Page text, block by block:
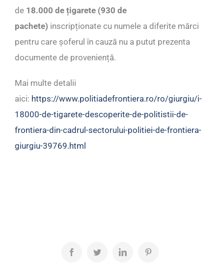
de 18.000 de țigarete (930 de
pachete) inscripționate cu numele a diferite mărci
pentru care șoferul în cauză nu a putut prezenta
documente de proveniență.
Mai multe detalii
aici: https://www.politiadefrontiera.ro/ro/giurgiu/i-
18000-de-tigarete-descoperite-de-politistii-de-
frontiera-din-cadrul-sectorului-politiei-de-frontiera-
giurgiu-39769.html
FacebookTwitter LinkedInPinterest